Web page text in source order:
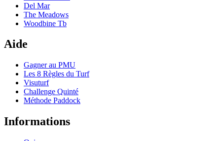
Del Mar
The Meadows
Woodbine Tb
Aide
Gagner au PMU
Les 8 Règles du Turf
Visuturf
Challenge Quinté
Méthode Paddock
Informations